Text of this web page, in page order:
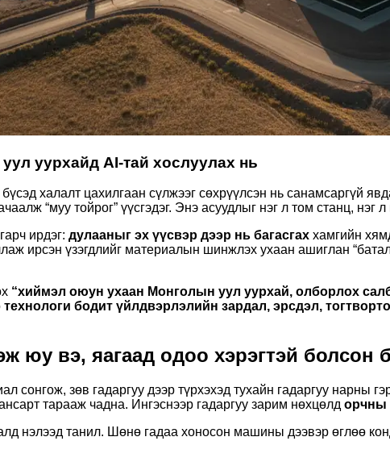
уурхайд AI-тай хослуулах нь
халалт цахилгаан сүлжээг сөхрүүлсэн нь санамсаргүй
“муу тойрог” үүсгэдэг. Энэ асуудлыг нэг л том станц,
ирдэг: дулааныг эх үүсвэр дээр нь багасгах хамгийн
ирсэн үзэгдлийг материалын шинжлэх ухаан ашиглан
“хиймэл оюун ухаан Монголын уул уурхай, олборлох
бодит үйлдвэрлэлийн зардал, эрсдэл,
юу вэ, яагаад одоо хэрэгтэй болсон
сонгож, зөв гадаргуу дээр түрхэхэд тухайн гадаргуу нарны
тарааж чадна. Ингэснээр гадаргуу зарим нөхцөлд орчны
нэлээд танил. Шөнө гадаа хоносон машины дээвэр өглөө